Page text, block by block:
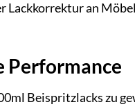
an
Performance
Beispritzlacks zu